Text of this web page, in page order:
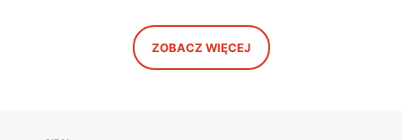
Niebylec, ul. Niebylec 139 Opole, ul. Grudzicka 45
ZOBACZ WIĘCEJ